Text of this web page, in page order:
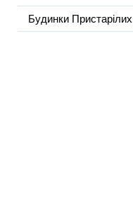
Будинки Пристарілих